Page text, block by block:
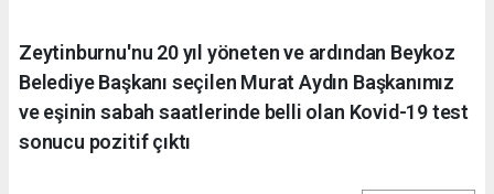
Zeytinburnu'nu 20 yıl yöneten ve ardından Beykoz
Belediye Başkanı seçilen Murat Aydın Başkanımız
ve eşinin sabah saatlerinde belli olan Kovid-19 test
sonucu pozitif çıktı